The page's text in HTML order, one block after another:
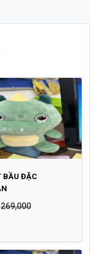
BẦU ĐẶC
269,000